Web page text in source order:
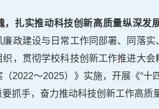
，扎实推动科技创新高质量纵深发
政建设与日常工作同部署、同落
，贯彻学校科技创新工作推进大
2022～2025）》实施，开展《“十
抓手，奋力推动科技创新工作高质